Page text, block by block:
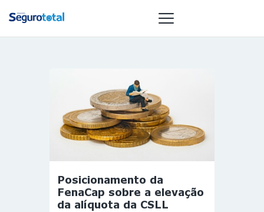
NOTÍCIAS
REVISTA
ESPECIAIS
GAIVOTA DE
MULHERES
GESTORAS
Posicionamento da
FenaCap sobre a elevação
da alíquota da CSLL